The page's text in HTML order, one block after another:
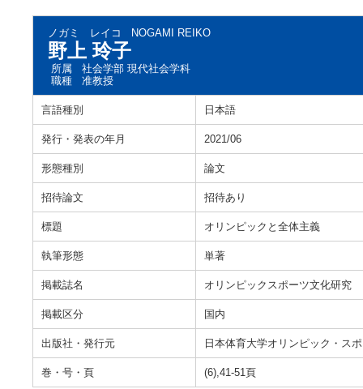
ノガミ レイコ NOGAMI REIKO
野上 玲子
所属
社会学部 現代社会学科
職種
准教授
言語種別 日本語
発行・発表の年月 2021/06
形態種別 論文
招待論文 招待あり
標題 オリンピックと全体主義
執筆形態 単著
掲載誌名 オリンピックスポーツ文化研究
掲載区分 国内
出版社・発行元 日本体育大学オリンピック・ス
巻・号・頁 (6),41-51頁